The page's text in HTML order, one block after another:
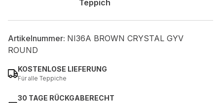
Teppich
Artikelnummer: NI36A BROWN CRYSTAL GYV
ROUND
KOSTENLOSE LIEFERUNG
Für alle Teppiche
30 TAGE RÜCKGABERECHT